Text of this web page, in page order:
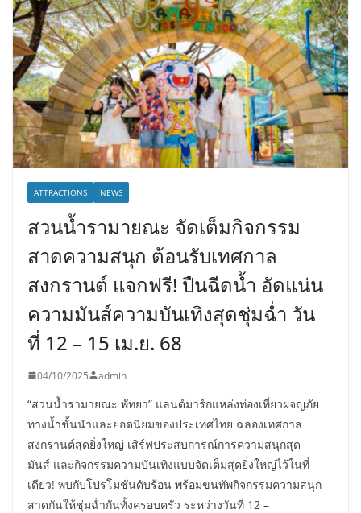
ATTRACTIONS NEWS
สวนน้ำรามายณะ จัดเต็มกิจกรรม
สาดความสนุก ต้อนรับเทศกาล
สงกรานต์ แจกฟรี! ปืนฉีดน้ำ อัดแน่น
ความมันส์ความบันเทิงสุดชุ่มฉ่ำ วัน
ที่ 12 – 15 เม.ย. 68
04/10/2025 admin
“สวนน้ำรามายณะ พัทยา” แลนด์มาร์กแหล่งท่องเที่ยวผจญภัย
ทางน้ำชั้นนำและยอดนิยมของประเทศไทย ฉลองเทศกาล
สงกรานต์สุดยิ่งใหญ่ เสิร์ฟประสบการณ์การความสนุกสุด
มันส์ และกิจกรรมความบันเทิงแบบจัดเต็มสุดยิ่งใหญ่ไว้ในที่
เดียว! พบกับโปรโมชั่นดับร้อน พร้อมขนทัพกิจกรรมความสนุก
สาดกันให้ชุ่มฉ่ำกันทั้งครอบครัว ระหว่างวันที่ 12 –